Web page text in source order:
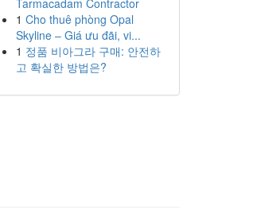
Tarmacadam Contractor
1 Cho thuê phòng Opal
Skyline – Giá ưu đãi, vi...
1 정품 비아그라 구매: 안전하
고 확실한 방법은?